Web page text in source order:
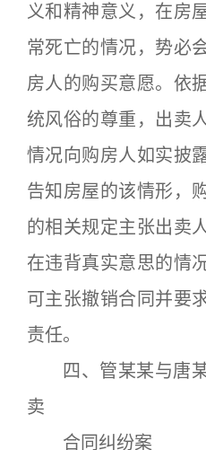
义和精神意义，在房
常死亡的情况，势必
房人的购买意愿。依
统风俗的尊重，出卖
情况向购房人如实披
告知房屋的该情形，
的相关规定主张出卖
在违背真实意思的情
可主张撤销合同并要
责任。
四、管某某与唐某
卖
合同纠纷案